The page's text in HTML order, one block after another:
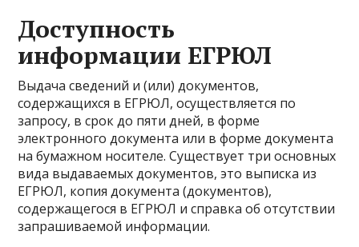
Доступность
информации ЕГРЮЛ
Выдача сведений и (или) документов,
содержащихся в ЕГРЮЛ, осуществляется по
запросу, в срок до пяти дней, в форме
электронного документа или в форме документа
на бумажном носителе. Существует три основных
вида выдаваемых документов, это выписка из
ЕГРЮЛ, копия документа (документов),
содержащегося в ЕГРЮЛ и справка об отсутствии
запрашиваемой информации.